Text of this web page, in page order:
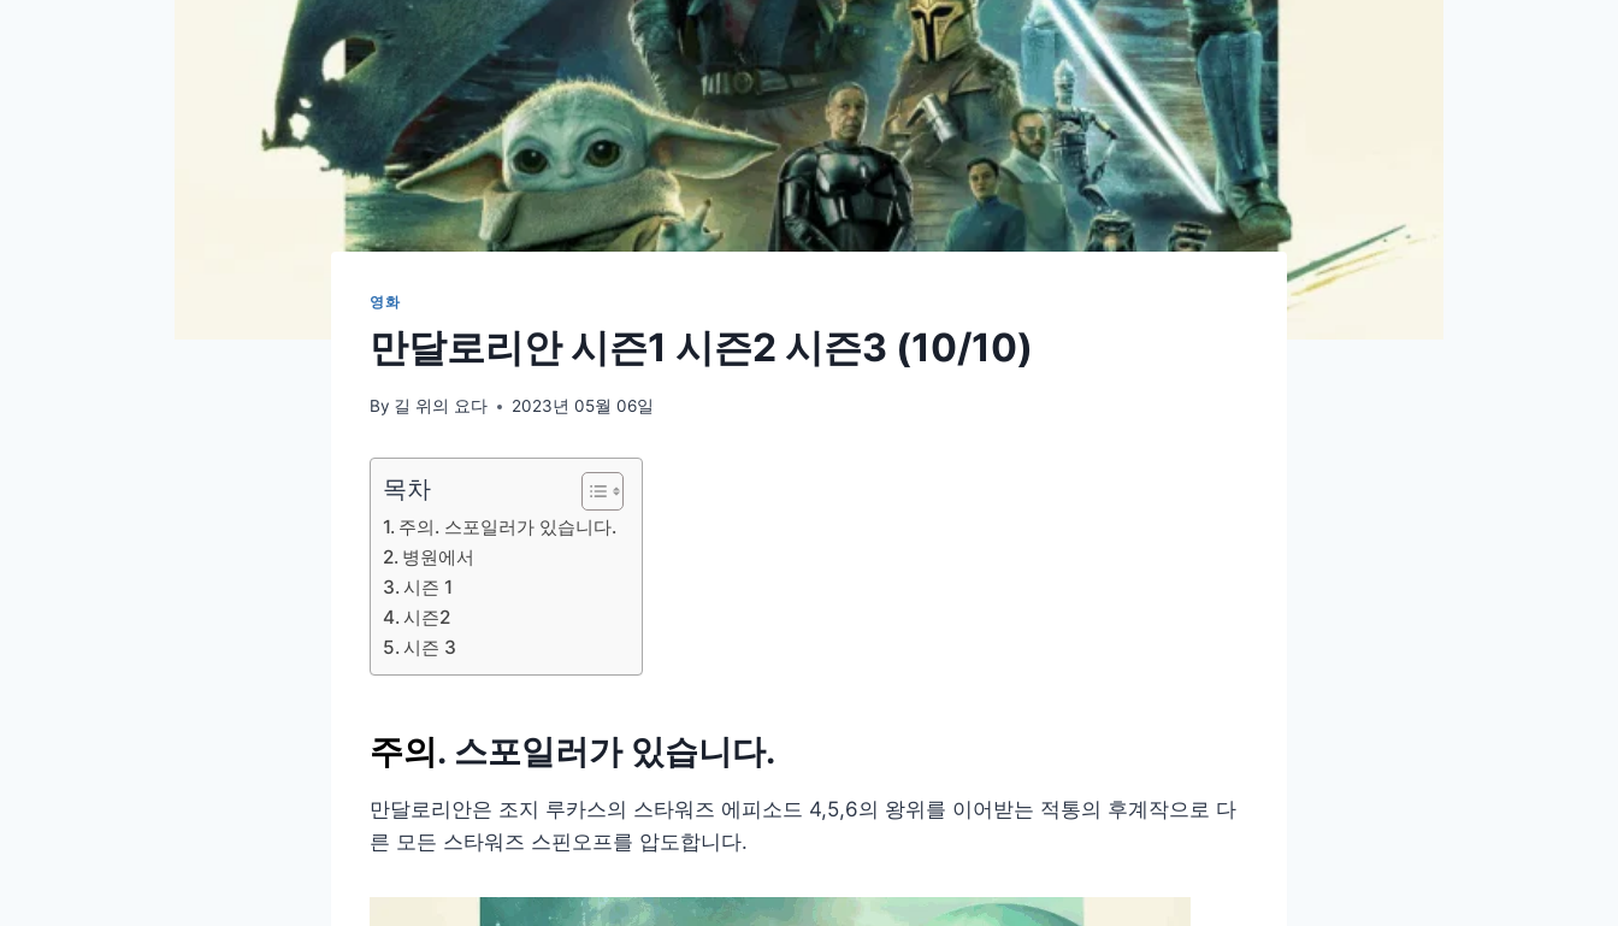
영화
만달로리안 시즌1 시즌2 시즌3 (10/10)
By 길 위의 요다 2023년 05월 06일
목차
주의. 스포일러가 있습니다.
병원에서
시즌 1
시즌2
시즌 3
주의. 스포일러가 있습니다.
만달로리안은 조지 루카스의 스타워즈 에피소드 4,5,6의 왕위를 이어받는 적통의 후계작으로 다
른 모든 스타워즈 스핀오프를 압도합니다.